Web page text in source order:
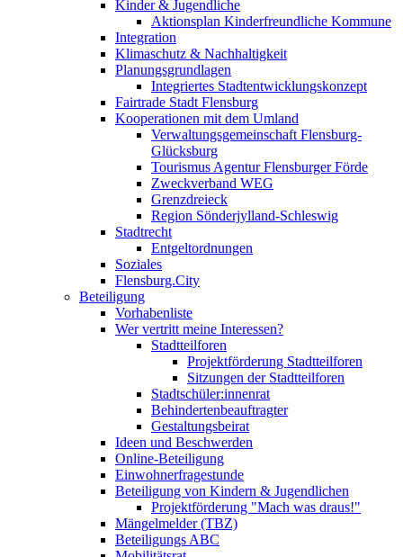
Kinder & Jugendliche
Aktionsplan Kinderfreundliche Kommune
Integration
Klimaschutz & Nachhaltigkeit
Planungsgrundlagen
Integriertes Stadtentwicklungskonzept
Fairtrade Stadt Flensburg
Kooperationen mit dem Umland
Verwaltungsgemeinschaft Flensburg-
Glücksburg
Tourismus Agentur Flensburger Förde
Zweckverband WEG
Grenzdreieck
Region Sönderjylland-Schleswig
Stadtrecht
Entgeltordnungen
Soziales
Flensburg.City
Beteiligung
Vorhabenliste
Wer vertritt meine Interessen?
Stadtteilforen
Projektförderung Stadtteilforen
Sitzungen der Stadtteilforen
Stadtschüler:innenrat
Behindertenbeauftragter
Gestaltungsbeirat
Ideen und Beschwerden
Online-Beteiligung
Einwohnerfragestunde
Beteiligung von Kindern & Jugendlichen
Projektförderung "Mach was draus!"
Mängelmelder (TBZ)
Beteiligungs ABC